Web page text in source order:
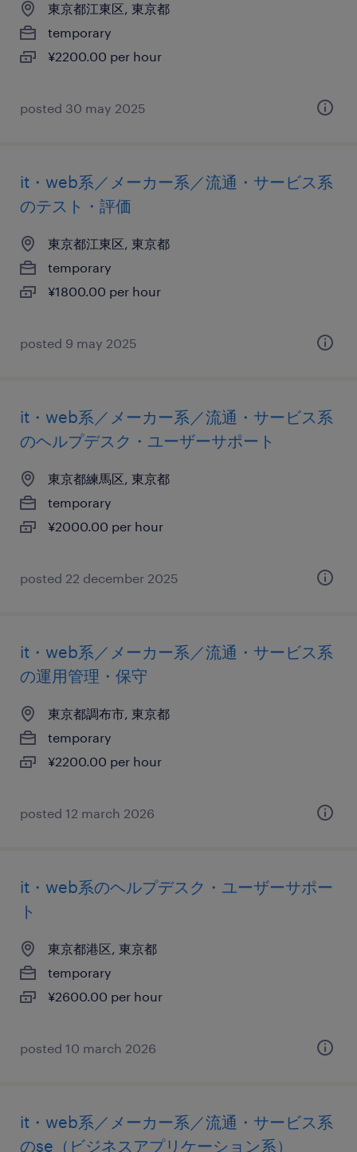
東京都江東区, 東京都
temporary
¥2200.00 per hour
posted 30 may 2025
it・web系／メーカー系／流通・サービス系
のテスト・評価
東京都江東区, 東京都
temporary
¥1800.00 per hour
posted 9 may 2025
it・web系／メーカー系／流通・サービス系
のヘルプデスク・ユーザーサポート
東京都練馬区, 東京都
temporary
¥2000.00 per hour
posted 22 december 2025
it・web系／メーカー系／流通・サービス系
の運用管理・保守
東京都調布市, 東京都
temporary
¥2200.00 per hour
posted 12 march 2026
it・web系のヘルプデスク・ユーザーサポー
ト
東京都港区, 東京都
temporary
¥2600.00 per hour
posted 10 march 2026
it・web系／メーカー系／流通・サービス系
のse（ビジネスアプリケーション系）